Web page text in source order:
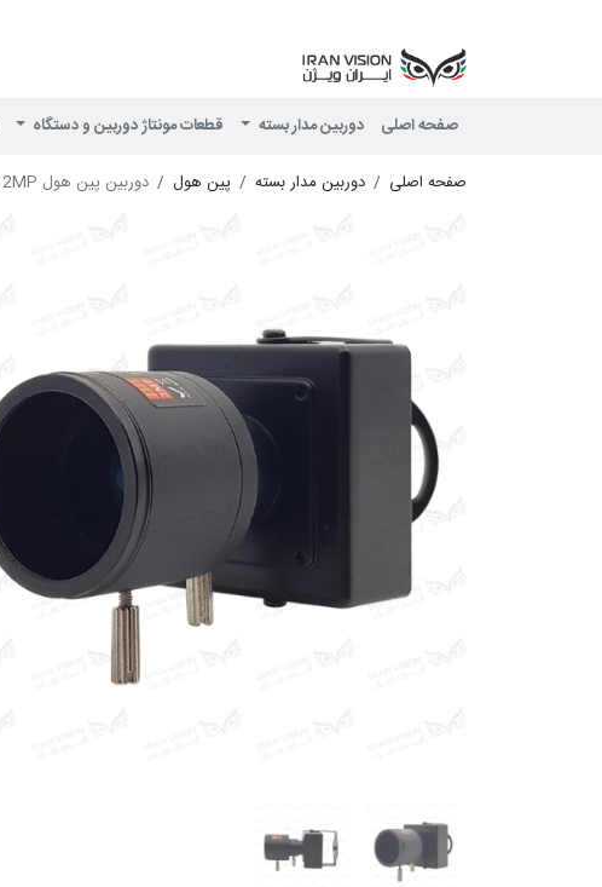
صفحه اصلی دوربین مدار بسته قطعات مونتاژ دوربین و دستگاه
صفحه اصلی دوربین مدار بسته پین هول دوربین پین هول AHD 2MP مدل CC-4018